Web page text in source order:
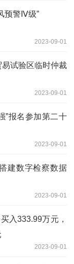
预警Ⅳ级”
2023-09-01
易试验区临时仲裁
2023-09-01
”报名参加第二十
2023-09-01
建数字检察数据
2023-09-01
入333.99万元，
2023-09-01